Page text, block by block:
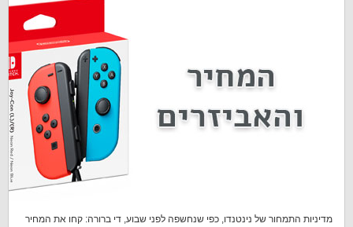
מדיניות התמחור של נינטנדו, כפי שנחשפה לפני שבוע, די ברורה: קחו את המחיר